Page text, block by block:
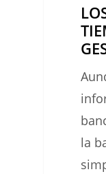
TIEMPO
GESTIÓN
BANCARIA
la